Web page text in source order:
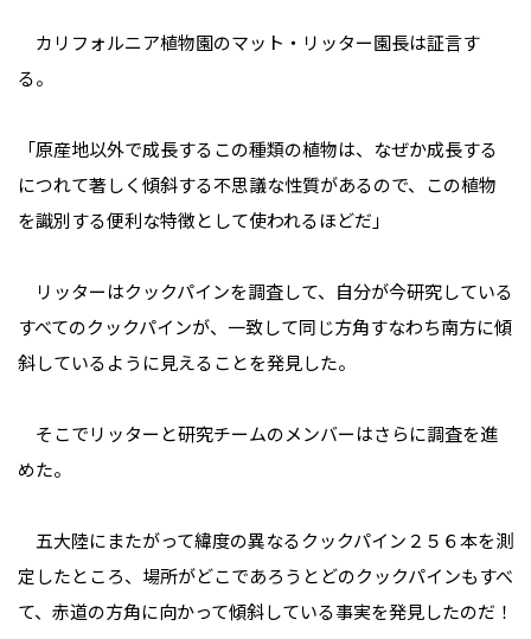
カリフォルニア植物園のマット・リッター園長は証言す
る。
「原産地以外で成長するこの種類の植物は、なぜか成長する
につれて著しく傾斜する不思議な性質があるので、この植物
を識別する便利な特徴として使われるほどだ」
リッターはクックパインを調査して、自分が今研究している
すべてのクックパインが、一致して同じ方角すなわち南方に傾
斜しているように見えることを発見した。
そこでリッターと研究チームのメンバーはさらに調査を進
めた。
五大陸にまたがって緯度の異なるクックパイン２５６本を測
定したところ、場所がどこであろうとどのクックパインもすべ
て、赤道の方角に向かって傾斜している事実を発見したのだ！